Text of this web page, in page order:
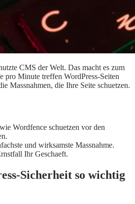
CMS der Welt. Das macht es zum
pro Minute treffen WordPress-Seiten
Massnahmen, die Ihre Seite schuetzen.
Wordfence schuetzen vor den
und wirksamste Massnahme.
Ihr Geschaeft.
Sicherheit so wichtig